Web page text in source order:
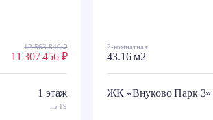
12 563 840 ₽
11 307 456 ₽
1 этаж
из 19
2-комнатная
43.16 м2
ЖК «Внуково Парк 3»